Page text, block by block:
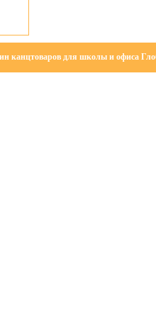
канцтоваров для школы и офиса